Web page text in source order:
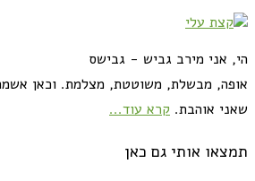
הי, אני מירב גביש - גבישס
אופה, מבשלת, משוטטת, מצלמת. וכאן
שאני אוהבת. קרא עוד...
תמצאו אותי גם כאן